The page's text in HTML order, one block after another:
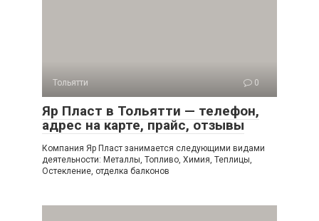
Тольятти 0
Яр Пласт в Тольятти — телефон,
адрес на карте, прайс, отзывы
Компания Яр Пласт занимается следующими видами
деятельности: Металлы, Топливо, Химия, Теплицы,
Остекление, отделка балконов